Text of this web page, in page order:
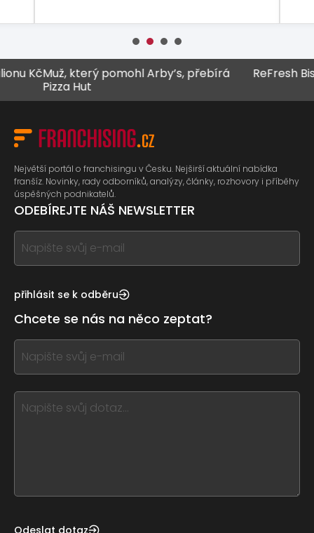
Muž, který pomohl Arby’s, přebírá
Pizza Hut
ReFresh Bistro
Největší portál o franchisingu v Česku. Nejširší aktuální nabídka
franšíz. Novinky, rady odborníků, analýzy, články, rozhovory i příběhy
úspěšných podnikatelů.
ODEBÍREJTE NÁŠ NEWSLETTER
If
you
this,
this
form
field
blank
přihlásit se k odběru
Chcete se nás na něco zeptat?
If
you
leave
Odeslat dotaz